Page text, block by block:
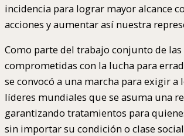
incidencia para lograr mayor alcance
acciones y aumentar así nuestra
Como parte del trabajo conjunto de las
comprometidas con la lucha para
se convocó a una marcha para exigir a
líderes mundiales que se asuma una
garantizando tratamientos para
sin importar su condición o clase